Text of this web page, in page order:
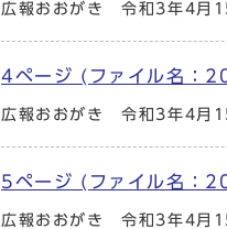
広報おおがき 令和3年4月
4ページ (ファイル名
広報おおがき 令和3年4月
5ページ (ファイル名
広報おおがき 令和3年4月